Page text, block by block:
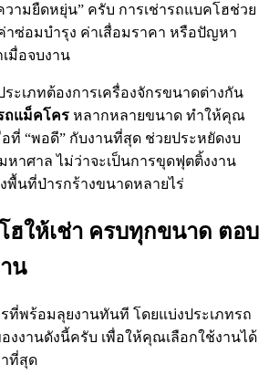
ามยืดหยุ่น” ครับ การเช่ารถแบคโฮช่วย
ซ่อมบำรุง ค่าเสื่อมราคา หรือปัญหา
มื่อจบงาน
ะเภทต้องการเครื่องจักรขนาดต่างกัน
ถแม็คโคร หลากหลายขนาด ทำให้คุณ
ที่ “พอดี” กับงานที่สุด ช่วยประหยัดงบ
หาศาล ไม่ว่าจะเป็นการขุดฟุตติ้งงาน
พื้นที่ป่ารกร้างขนาดหลายไร่
ฮให้เช่า ครบทุกขนาด ตอบ
น
รที่พร้อมลุยงานทันที โดยแบ่งประเภทรถ
งงานดังนี้ครับ เพื่อให้คุณเลือกใช้งานได้
ที่สุด